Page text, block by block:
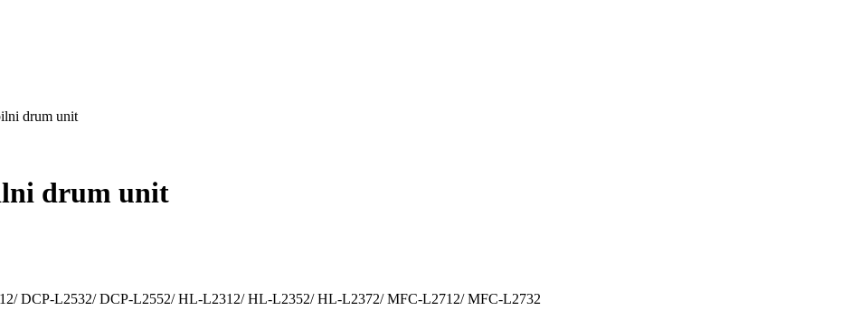
drum unit
drum unit
DCP-L2532/ DCP-L2552/ HL-L2312/ HL-L2352/ HL-L2372/ MFC-L2712/ MFC-L2732